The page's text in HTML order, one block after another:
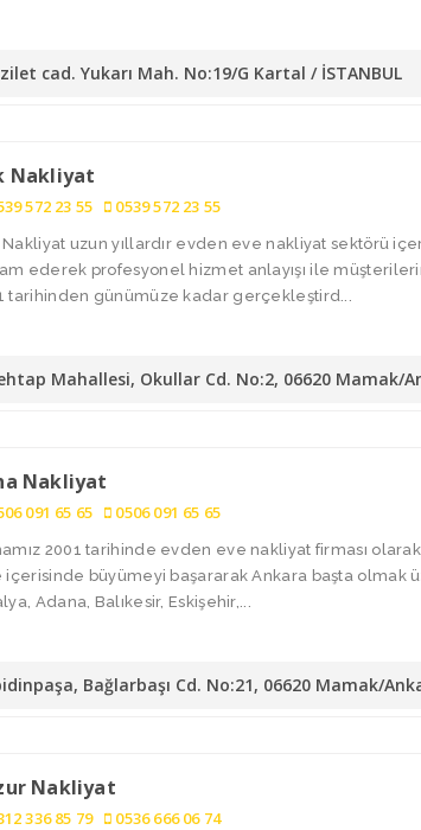
cad. Yukarı Mah. No:19/G Kartal / İSTANBUL
Nakliyat
572 23 55 0539 572 23 55
Nakliyat uzun yıllardır evden eve nakliyat sektörü
ederek profesyonel hizmet anlayışı ile
tarihinden günümüze kadar gerçekleştird...
Mahallesi, Okullar Cd. No:2, 06620 Mamak/
Nakliyat
091 65 65 0506 091 65 65
2001 tarihinde evden eve nakliyat firması olarak
içerisinde büyümeyi başararak Ankara başta olmak
Adana, Balıkesir, Eskişehir,...
Bağlarbaşı Cd. No:21, 06620 Mamak/
Nakliyat
336 85 79 0536 666 06 74